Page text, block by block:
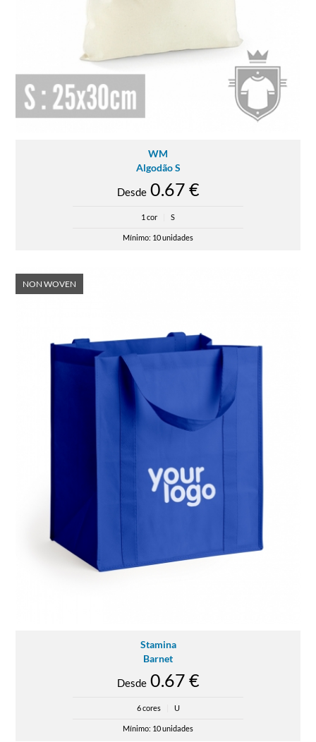
WM
Algodão S
Desde0.67 €
1 cor S
Mínimo: 10 unidades
NON WOVEN
Stamina
Barnet
Desde0.67 €
6 cores U
Mínimo: 10 unidades